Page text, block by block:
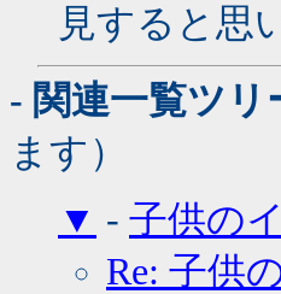
見すると思
- 関連一覧ツリ
ます）
▼ - 子供の
Re: 子供